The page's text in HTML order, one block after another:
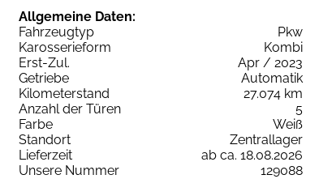
Allgemeine Daten:
Fahrzeugtyp
Pkw
Karosserieform
Kombi
Erst-Zul.
Apr / 2023
Getriebe
Automatik
Kilometerstand
27.074 km
Anzahl der Türen
5
Farbe
Weiß
Standort
Zentrallager
Lieferzeit
ab ca. 18.08.2026
Unsere Nummer
129088